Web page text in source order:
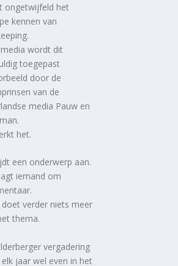
ongetwijfeld het
kennen van
wordt dit
toegepast
door de
van de
media Pauw en
het.
een onderwerp aan.
iemand om
verder niets meer
thema.
vergadering
jaar wel even in het